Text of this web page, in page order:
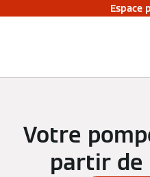
Espace
Votre
partir de